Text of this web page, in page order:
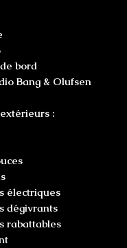
bord
Bang & Olufsen
:
électriques
dégivrants
rabattables